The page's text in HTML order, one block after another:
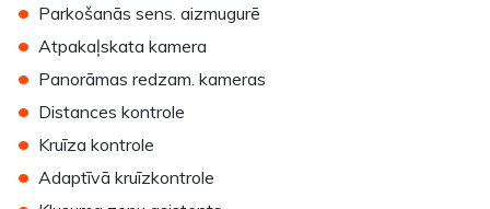
• Parkošanās sens. aizmugurē
• Atpakaļskata kamera
• Panorāmas redzam. kameras
• Distances kontrole
• Kruīza kontrole
• Adaptīvā kruīzkontrole